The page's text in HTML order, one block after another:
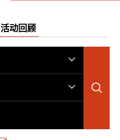
活动回顾